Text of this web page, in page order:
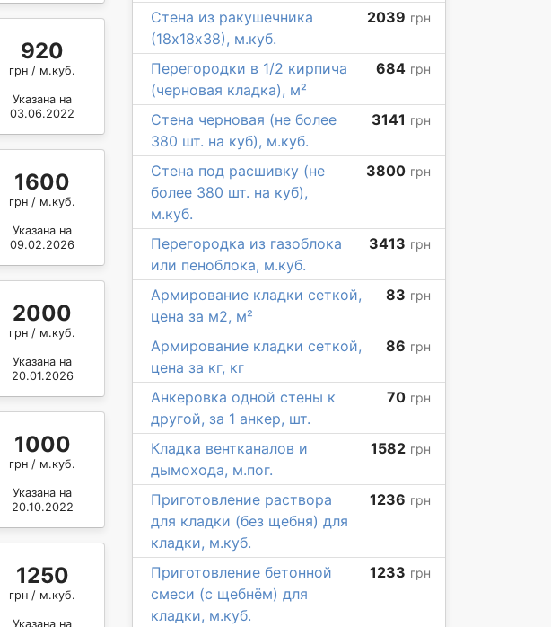
920
грн / м.куб.
Указана на
03.06.2022
1600
грн / м.куб.
Указана на
09.02.2026
2000
грн / м.куб.
Указана на
20.01.2026
1000
грн / м.куб.
Указана на
20.10.2022
1250
грн / м.куб.
Указана на
Стена из ракушечника
(18х18х38), м.куб.
2039 грн
Перегородки в 1/2 кирпича
(черновая кладка), м²
684 грн
Стена черновая (не более
380 шт. на куб), м.куб.
3141 грн
Стена под расшивку (не
более 380 шт. на куб),
м.куб.
3800 грн
Перегородка из газоблока
или пеноблока, м.куб.
3413 грн
Армирование кладки сеткой,
цена за м2, м²
83 грн
Армирование кладки сеткой,
цена за кг, кг
86 грн
Анкеровка одной стены к
другой, за 1 анкер, шт.
70 грн
Кладка вентканалов и
дымохода, м.пог.
1582 грн
Приготовление раствора
для кладки (без щебня) для
кладки, м.куб.
1236 грн
Приготовление бетонной
смеси (с щебнём) для
кладки, м.куб.
1233 грн